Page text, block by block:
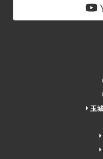
玉